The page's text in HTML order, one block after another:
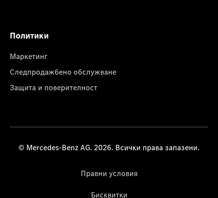
Политики
Маркетинг
Следпродажбено обслужване
Защита и поверителност
© Mercedes-Benz AG. 2026. Всички права запазени.
Правни условия
Бисквитки